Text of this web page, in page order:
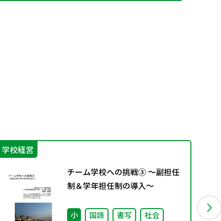
学校経営
チーム学校への挑戦③ ～副担任
制＆学年担任制の導入～
小 国語 書写
社会